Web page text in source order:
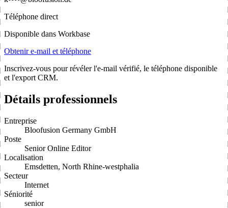
Téléphone direct
Disponible dans Workbase
Obtenir e-mail et téléphone
Inscrivez-vous pour révéler l'e-mail vérifié, le téléphone disponible
et l'export CRM.
Détails professionnels
Entreprise
Bloofusion Germany GmbH
Poste
Senior Online Editor
Localisation
Emsdetten, North Rhine-westphalia
Secteur
Internet
Séniorité
senior